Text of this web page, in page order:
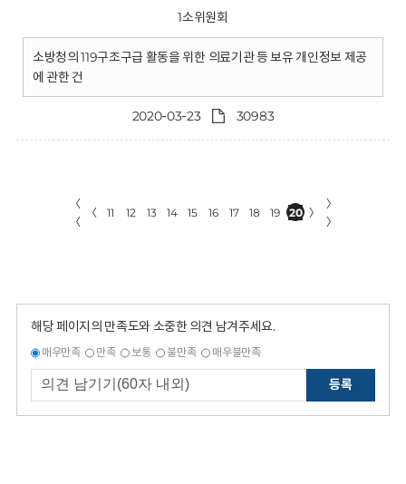
1소위원회
소방청의 119구조구급 활동을 위한 의료기관 등 보유 개인정보 제공
에 관한 건
2020-03-23 30983
〈
〈
〈 11 12 13 14 15 16 17 18 19 20 〉
〉
〉
해당 페이지의 만족도와 소중한 의견 남겨주세요.
매우만족 만족 보통 불만족 매우불만족
등록